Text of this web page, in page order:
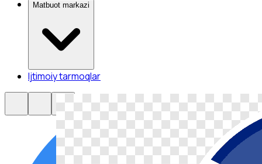
Matbuot markazi
Ijtimoiy tarmoqlar